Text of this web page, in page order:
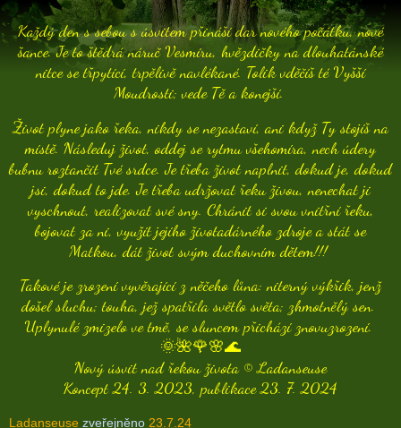
Každý den s sebou s úsvitem přináší dar nového počátku, nové
šance.Je to štědrá náruč Vesmíru, hvězdičky na dlouhatánské
nitce se třpytící, trpělivě navlékané. Tolik vděčíš té Vyšší
Moudrosti; vede Tě a konejší.
Život plyne jako řeka, nikdy se nezastaví, ani když Ty stojíš na
místě. Následuj život, oddej se rytmu všehomíra, nech údery
bubnu roztančit Tvé srdce. Je třeba život naplnit, dokud je, dokud
jsi, dokud to jde. Je třeba udržovat řeku živou, nenechat ji
vyschnout, realizovat své sny. Chránit si svou vnitřní řeku,
bojovat za ni, využít jejího životadárného zdroje a stát se
Matkou, dát život svým duchovním dětem!!!
Takové je zrození vyvěrající z něčeho lůna: niterný výkřik, jenž
došel sluchu; touha, jež spatřila světlo světa; zhmotnělý sen.
Uplynulé zmizelo ve tmě, se sluncem přichází znovuzrození.
🌞🌺🌹🌸🌊
Nový úsvit nad řekou života © Ladanseuse
Koncept 24. 3. 2023, publikace 23. 7. 2024
Ladanseuse zveřejněno 23.7.24